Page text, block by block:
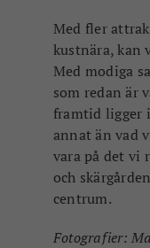
Med fler
kustnära, kan
Med modiga
som redan är
framtid ligger
annat än vad
vara på det vi
och
centrum.
Fotografier: